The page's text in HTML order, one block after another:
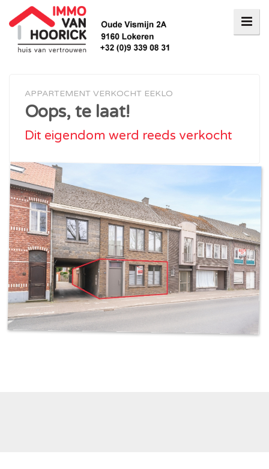
APPARTEMENT VERKOCHT EEKLO
Oops, te laat!
Dit eigendom werd reeds verkocht